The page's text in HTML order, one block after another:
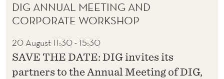
DIG ANNUAL MEETING AND
CORPORATE WORKSHOP
20 August11:30 - 15:30
SAVE THE DATE: DIG invites its
partners to the Annual Meeting of DIG,